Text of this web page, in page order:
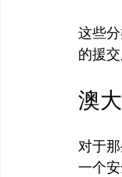
这些
澳
对于
一个